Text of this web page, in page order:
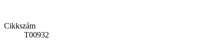
Cikkszám
T00932